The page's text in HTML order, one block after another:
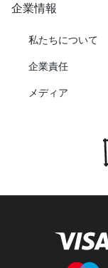
企業情報
私たちについて
企業責任
メディア